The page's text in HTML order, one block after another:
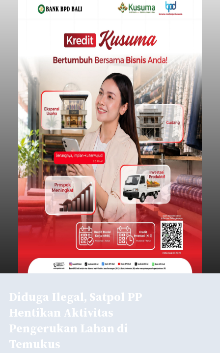
Diduga Ilegal, Satpol PP
Hentikan Aktivitas
Pengerukan Lahan di
Temukus